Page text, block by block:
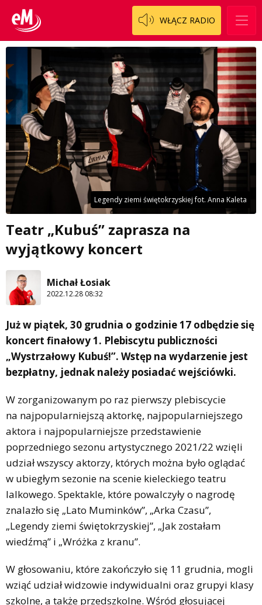
WŁĄCZ RADIO
Legendy ziemi świętokrzyskiej fot. Anna Kaleta
Teatr „Kubuś” zaprasza na
wyjątkowy koncert
Michał Łosiak
2022.12.28 08:32
Już w piątek, 30 grudnia o godzinie 17 odbędzie się
koncert finałowy 1. Plebiscytu publiczności
„Wystrzałowy Kubuś!”. Wstęp na wydarzenie jest
bezpłatny, jednak należy posiadać wejściówki.
W zorganizowanym po raz pierwszy plebiscycie
na najpopularniejszą aktorkę, najpopularniejszego
aktora i najpopularniejsze przedstawienie
poprzedniego sezonu artystycznego 2021/22 wzięli
udział wszyscy aktorzy, których można było oglądać
w ubiegłym sezonie na scenie kieleckiego teatru
lalkowego. Spektakle, które powalczyły o nagrodę
znalazło się „Lato Muminków”, „Arka Czasu”,
„Legendy ziemi świętokrzyskiej”, „Jak zostałam
wiedźmą” i „Wróżka z kranu”.
W głosowaniu, które zakończyło się 11 grudnia, mogli
wziąć udział widzowie indywidualni oraz grupyi klasy
szkolne, a także przedszkolne. Wśród głosującej